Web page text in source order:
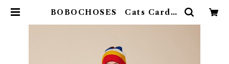
BOBOCHOSES Cats Cardig